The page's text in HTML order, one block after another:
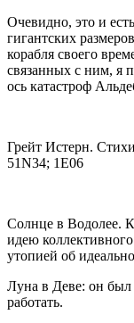
Очевидно, это и
гигантских
корабля своего
связанных с ним, я
ось катастроф
Грейт Истерн.
51N34; 1E06
Солнце в Водолее.
идею
утопией об
Луна в Деве: он был
работать.